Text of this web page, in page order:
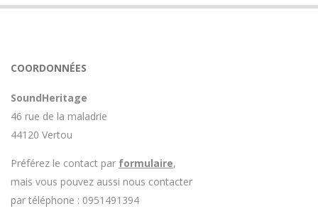
enceinte n'est plus fabriqué (et donc vendu) et que
Avoir ce genre d'explication est utile et valorisant pour
rendez le matériel.
COORDONNÉES
SoundHeritage
46 rue de la maladrie
44120 Vertou
Préférez le contact par formulaire,
mais vous pouvez aussi nous contacter
par téléphone : 0951491394